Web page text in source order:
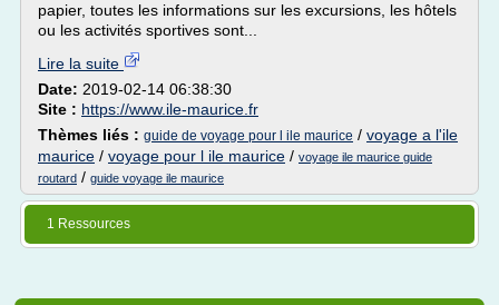
papier, toutes les informations sur les excursions, les hôtels
ou les activités sportives sont...
Lire la suite
Date: 2019-02-14 06:38:30
Site : https://www.ile-maurice.fr
Thèmes liés : guide de voyage pour l ile maurice / voyage a l'ile
maurice / voyage pour l ile maurice / voyage ile maurice guide
routard / guide voyage ile maurice
1 Ressources